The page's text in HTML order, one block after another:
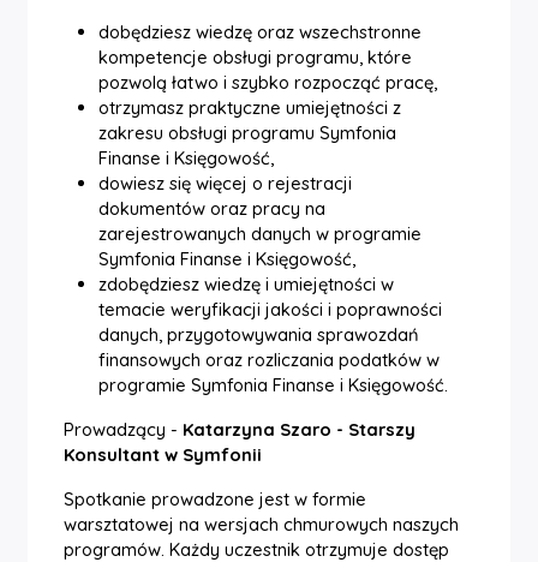
dobędziesz wiedzę oraz wszechstronne
kompetencje obsługi programu, które
pozwolą łatwo i szybko rozpocząć pracę,
otrzymasz praktyczne umiejętności z
zakresu obsługi programu Symfonia
Finanse i Księgowość,
dowiesz się więcej o rejestracji
dokumentów oraz pracy na
zarejestrowanych danych w programie
Symfonia Finanse i Księgowość,
zdobędziesz wiedzę i umiejętności w
temacie weryfikacji jakości i poprawności
danych, przygotowywania sprawozdań
finansowych oraz rozliczania podatków w
programie Symfonia Finanse i Księgowość.
Prowadzący - Katarzyna Szaro - Starszy
Konsultant w Symfonii
Spotkanie prowadzone jest w formie
warsztatowej na wersjach chmurowych naszych
programów. Każdy uczestnik otrzymuje dostęp